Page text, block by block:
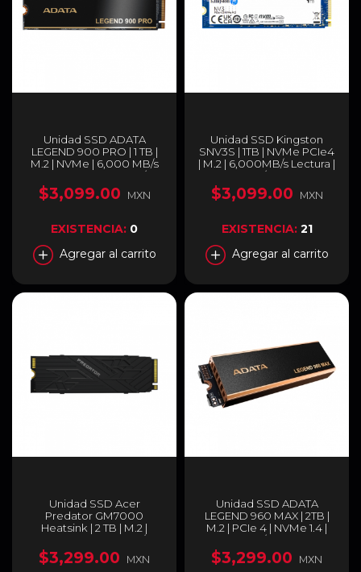
Unidad SSD ADATA
LEGEND 900 PRO | 1 TB |
M.2 | NVMe | 6,000 MB/s
Escritura | 7,400 MB/s
Lectura | PCI Express 4.0 |
Compatible con PS5 |
$3,099.00 MXN
EXISTENCIA: 0
Agregar al carrito
Unidad SSD Kingston
SNV3S | 1TB | NVMe PCIe4
| M.2 | 6,000MB/s Lectura |
4,000MB/s Escritura |
SNV3S/1000G
$3,099.00 MXN
EXISTENCIA: 21
Agregar al carrito
Unidad SSD Acer
Predator GM7000
Heatsink | 2 TB | M.2 |
NVMe 1.4 | 7400MB/s
Lectura / 6700MB/s
Escritura | PCIe Gen4 |
$3,299.00 MXN
Unidad SSD ADATA
LEGEND 960 MAX | 2TB |
M.2 | PCIe 4 | NVMe 1.4 |
7400MB/s Lectura |
6800MB/s Escritura |
Negro | ALEG-960M-2TCS
$3,299.00 MXN